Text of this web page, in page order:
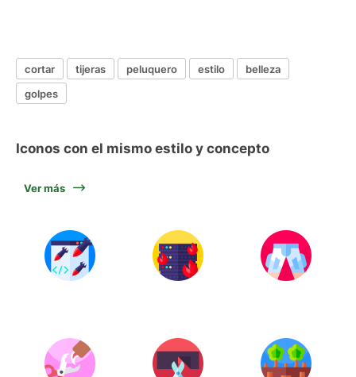
cortar tijeras peluquero estilo
belleza
golpes
Iconos con el mismo estilo y concepto
Ver más